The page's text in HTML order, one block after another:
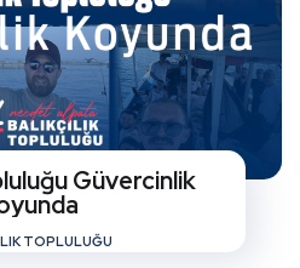
Güvercinlik
TOPLULUĞU